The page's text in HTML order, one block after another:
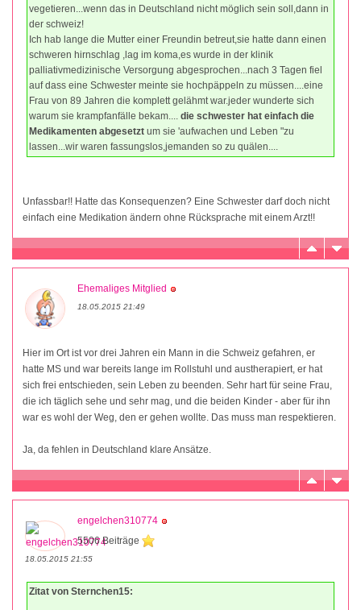
vegetieren...wenn das in Deutschland nicht möglich sein soll,dann in
der schweiz!
Ich hab lange die Mutter einer Freundin betreut,sie hatte dann einen
schweren hirnschlag ,lag im koma,es wurde in der klinik
palliativmedizinische Versorgung abgesprochen...nach 3 Tagen fiel
auf dass eine Schwester meinte sie hochpäppeln zu müssen....eine
Frau von 89 Jahren die komplett gelähmt war.jeder wunderte sich
warum sie krampfanfälle bekam.... die schwester hat einfach die
Medikamenten abgesetzt um sie 'aufwachen und Leben "zu
lassen...wir waren fassungslos,jemanden so zu quälen....
Unfassbar!! Hatte das Konsequenzen? Eine Schwester darf doch nicht
einfach eine Medikation ändern ohne Rücksprache mit einem Arzt!!
Ehemaliges Mitglied
18.05.2015 21:49
Hier im Ort ist vor drei Jahren ein Mann in die Schweiz gefahren, er
hatte MS und war bereits lange im Rollstuhl und austherapiert, er hat
sich frei entschieden, sein Leben zu beenden. Sehr hart für seine Frau,
die ich täglich sehe und sehr mag, und die beiden Kinder - aber für ihn
war es wohl der Weg, den er gehen wollte. Das muss man respektieren.
Ja, da fehlen in Deutschland klare Ansätze.
engelchen310774
5506 Beiträge
18.05.2015 21:55
Zitat von Sternchen15: